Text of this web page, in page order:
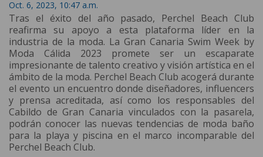
Oct. 6, 2023, 10:47 a.m.
Tras el éxito del año pasado, Perchel Beach Club
reafirma su apoyo a esta plataforma líder en la
industria de la moda. La Gran Canaria Swim Week by
Moda Cálida 2023 promete ser un escaparate
impresionante de talento creativo y visión artística en el
ámbito de la moda. Perchel Beach Club acogerá durante
el evento un encuentro donde diseñadores, influencers
y prensa acreditada, así como los responsables del
Cabildo de Gran Canaria vinculados con la pasarela,
podrán conocer las nuevas tendencias de moda baño
para la playa y piscina en el marco incomparable del
Perchel Beach Club.